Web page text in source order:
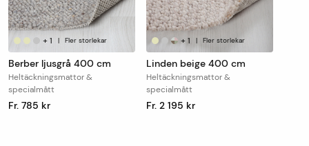
+1 | Fler storlekar
Berber ljusgrå 400 cm
Heltäckningsmattor &
specialmått
Fr. 785 kr
+1 | Fler storlekar
Linden beige 400 cm
Heltäckningsmattor &
specialmått
Fr. 2 195 kr